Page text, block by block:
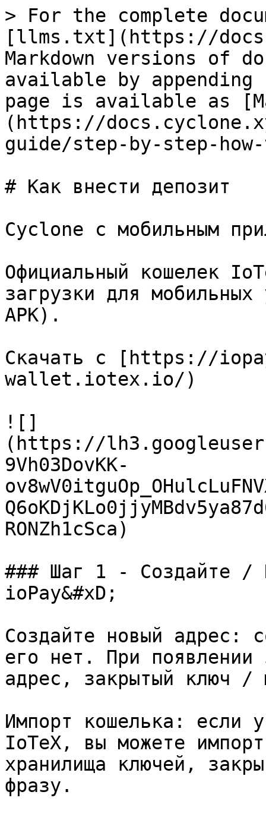
> For the complete
[llms.txt](https://
Markdown versions of
available by
page is available as
(https://
guide/step-by-step-
# Как внести депозит
Cyclone с мобильным
Официальный кошелек
загрузки для
APK).
Скачать с [https://
wallet.iotex.io/)
![]
(https://
9Vh03DovKK-
RONZh1cSca)
### Шаг 1 - Создайте /
ioPay&#xD;
Создайте новый адрес:
его нет. При появлении
адрес, закрытый ключ /
Импорт кошелька: если
IoTeX, вы можете
хранилища ключей,
фразу.